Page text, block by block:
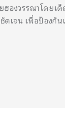
ฮองวรรณาโดย
เจน เพื่อป้องกั